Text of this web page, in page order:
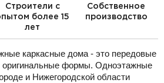
Строители с
более 15
лет
Собственное
производство
каркасные дома - это передовые
оригинальные формы. Одноэтажные
и Нижегородской области